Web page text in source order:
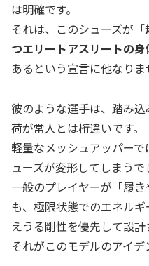
は明確です。
それは、このシューズが
つエリートアスリートの身
あるという宣言に他なりま
彼のような選手は、踏み
荷が常人とは桁違いです。
軽量なメッシュアッパー
ューズが変形してしまうで
一般のプレイヤーが「履
も、極限状態でのエネル
えうる剛性を優先して設計
それがこのモデルのアイデ